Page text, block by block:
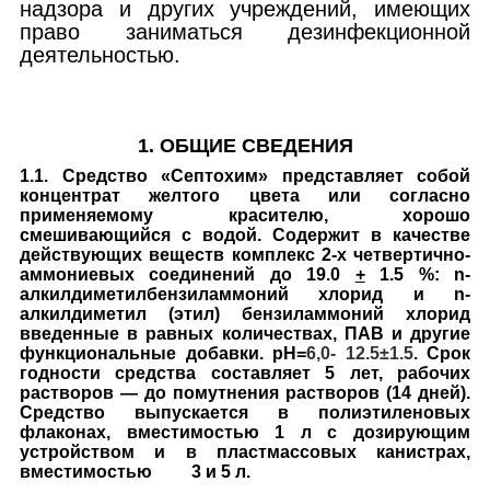
надзора и других учреждений, имеющих
право заниматься дезинфекционной
деятельностью.
1. ОБЩИЕ СВЕДЕНИЯ
1.1. Средство «Септохим» представляет собой
концентрат желтого цвета или согласно
применяемому красителю, хорошо
смешивающийся с водой. Содержит в качестве
действующих веществ комплекс 2-х четвертично-
аммониевых соединений до 19.0 +1.5 %: n-
алкилдиметилбензиламмоний хлорид и n-
алкилдиметил (этил) бензиламмоний хлорид
введенные в равных количествах, ПАВ и другие
функциональные добавки. рН=6,0- 12.5±1.5. Срок
годности средства составляет 5 лет, рабочих
растворов ― до помутнения растворов (14 дней).
Средство выпускается в полиэтиленовых
флаконах, вместимостью 1 л с дозирующим
устройством и в пластмассовых канистрах,
вместимостью 3 и 5 л.